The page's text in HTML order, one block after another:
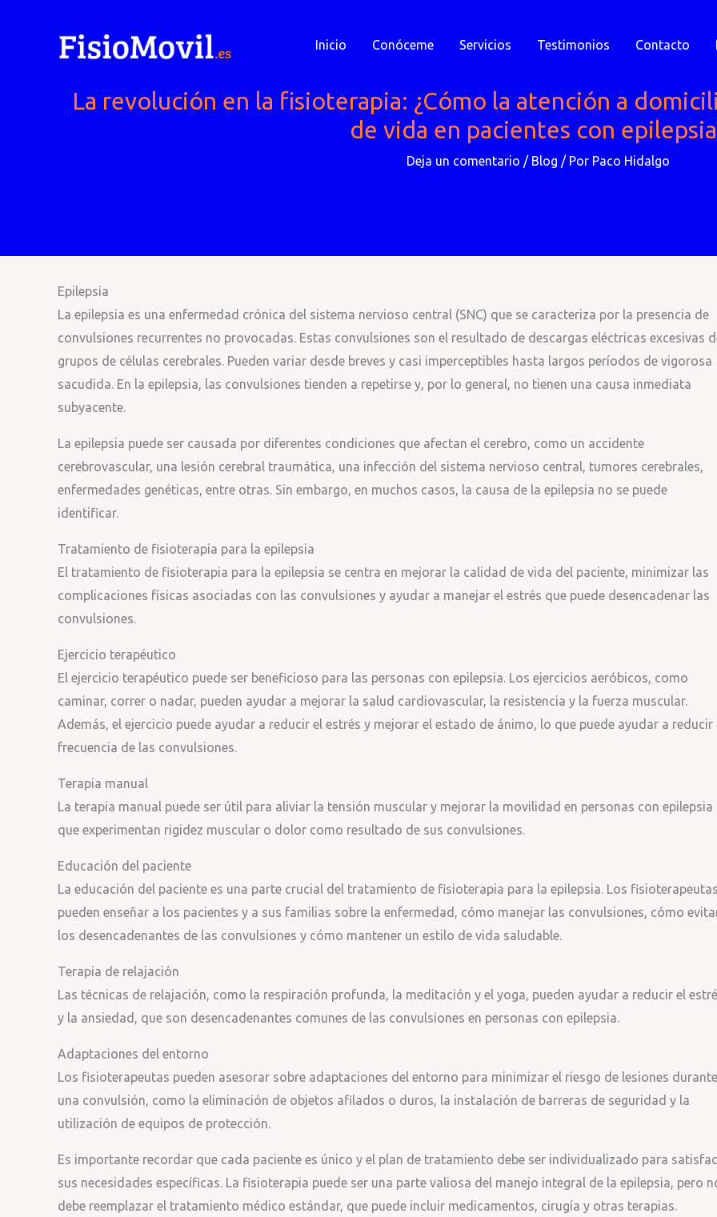
Inicio Conóceme Servicios Testimonios Contacto
La revolución en la fisioterapia: ¿Cómo la atención a
de vida en pacientes con
Deja un comentario / Blog / Por Paco Hidalgo
Epilepsia
La epilepsia es una enfermedad crónica del sistema nervioso central (SNC) que se caracteriza por la presencia de
convulsiones recurrentes no provocadas. Estas convulsiones son el resultado de descargas eléctricas excesivas
grupos de células cerebrales. Pueden variar desde breves y casi imperceptibles hasta largos períodos de vigorosa
sacudida. En la epilepsia, las convulsiones tienden a repetirse y, por lo general, no tienen una causa inmediata
subyacente.
La epilepsia puede ser causada por diferentes condiciones que afectan el cerebro, como un accidente
cerebrovascular, una lesión cerebral traumática, una infección del sistema nervioso central, tumores cerebrales,
enfermedades genéticas, entre otras. Sin embargo, en muchos casos, la causa de la epilepsia no se puede
identificar.
Tratamiento de fisioterapia para la epilepsia
El tratamiento de fisioterapia para la epilepsia se centra en mejorar la calidad de vida del paciente, minimizar las
complicaciones físicas asociadas con las convulsiones y ayudar a manejar el estrés que puede desencadenar las
convulsiones.
Ejercicio terapéutico
El ejercicio terapéutico puede ser beneficioso para las personas con epilepsia. Los ejercicios aeróbicos, como
caminar, correr o nadar, pueden ayudar a mejorar la salud cardiovascular, la resistencia y la fuerza muscular.
Además, el ejercicio puede ayudar a reducir el estrés y mejorar el estado de ánimo, lo que puede ayudar a reducir
frecuencia de las convulsiones.
Terapia manual
La terapia manual puede ser útil para aliviar la tensión muscular y mejorar la movilidad en personas con epilepsia
que experimentan rigidez muscular o dolor como resultado de sus convulsiones.
Educación del paciente
La educación del paciente es una parte crucial del tratamiento de fisioterapia para la epilepsia. Los fisioterapeutas
pueden enseñar a los pacientes y a sus familias sobre la enfermedad, cómo manejar las convulsiones, cómo
los desencadenantes de las convulsiones y cómo mantener un estilo de vida saludable.
Terapia de relajación
Las técnicas de relajación, como la respiración profunda, la meditación y el yoga, pueden ayudar a reducir el
y la ansiedad, que son desencadenantes comunes de las convulsiones en personas con epilepsia.
Adaptaciones del entorno
Los fisioterapeutas pueden asesorar sobre adaptaciones del entorno para minimizar el riesgo de lesiones durante
una convulsión, como la eliminación de objetos afilados o duros, la instalación de barreras de seguridad y la
utilización de equipos de protección.
Es importante recordar que cada paciente es único y el plan de tratamiento debe ser individualizado para
sus necesidades específicas. La fisioterapia puede ser una parte valiosa del manejo integral de la epilepsia, pero
debe reemplazar el tratamiento médico estándar, que puede incluir medicamentos, cirugía y otras terapias.